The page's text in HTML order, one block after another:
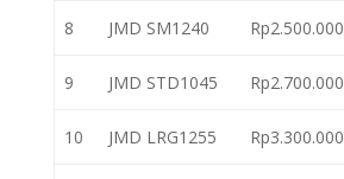
8 JMD SM1240 Rp2.500.000
9 JMD STD1045 Rp2.700.000
10 JMD LRG1255 Rp3.300.000